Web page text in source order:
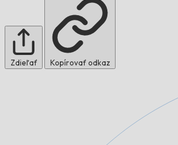
Zdieľať Kopírovať odkaz